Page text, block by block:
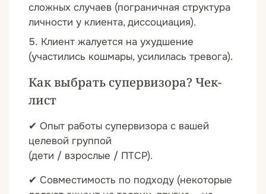
сложных случаев (пограничная структура
личности у клиента, диссоциация).
Клиент жалуется на ухудшение
(участились кошмары, усилилась тревога).
Как выбрать супервизора? Чек-
лист
✔ Опыт работы супервизора с вашей
целевой группой
(дети / взрослые / ПТСР).
✔ Совместимость по подходу (некоторые